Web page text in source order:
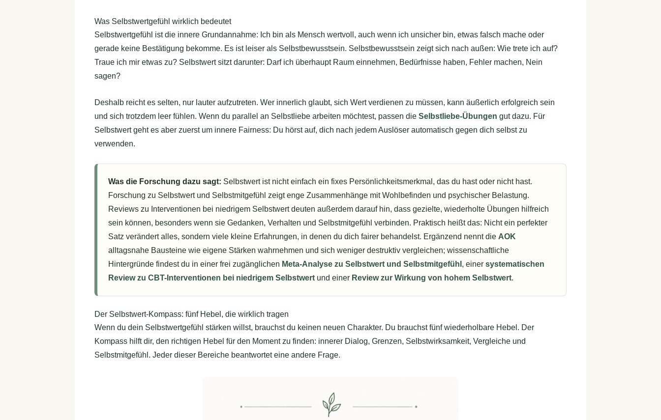
Was Selbstwertgefühl wirklich bedeutet
Selbstwertgefühl ist die innere Grundannahme: Ich bin als Mensch wertvoll, auch wenn ich unsicher bin, etwas falsch mache oder
gerade keine Bestätigung bekomme. Es ist leiser als Selbstbewusstsein. Selbstbewusstsein zeigt sich nach außen: Wie trete ich auf?
Traue ich mir etwas zu? Selbstwert sitzt darunter: Darf ich überhaupt Raum einnehmen, Bedürfnisse haben, Fehler machen, Nein
sagen?
Deshalb reicht es selten, nur lauter aufzutreten. Wer innerlich glaubt, sich Wert verdienen zu müssen, kann äußerlich erfolgreich sein
und sich trotzdem leer fühlen. Wenn du parallel an Selbstliebe arbeiten möchtest, passen die Selbstliebe-Übungen gut dazu. Für
Selbstwert geht es aber zuerst um innere Fairness: Du hörst auf, dich nach jedem Auslöser automatisch gegen dich selbst zu
verwenden.
Was die Forschung dazu sagt: Selbstwert ist nicht einfach ein fixes Persönlichkeitsmerkmal, das du hast oder nicht hast.
Forschung zu Selbstwert und Selbstmitgefühl zeigt enge Zusammenhänge mit Wohlbefinden und psychischer Belastung.
Reviews zu Interventionen bei niedrigem Selbstwert deuten außerdem darauf hin, dass gezielte, wiederholte Übungen hilfreich
sein können, besonders wenn sie Gedanken, Verhalten und Selbstmitgefühl verbinden. Praktisch heißt das: Nicht ein perfekter
Satz verändert alles, sondern viele kleine Erfahrungen, in denen du dich fairer behandelst. Ergänzend nennt die AOK
alltagsnahe Bausteine wie eigene Stärken wahrnehmen und sich weniger destruktiv vergleichen; wissenschaftliche
Hintergründe findest du in einer frei zugänglichen Meta-Analyse zu Selbstwert und Selbstmitgefühl , einer systematischen
Review zu CBT-Interventionen bei niedrigem Selbstwert und einer Review zur Wirkung von hohem Selbstwert.
Der Selbstwert-Kompass: fünf Hebel, die wirklich tragen
Wenn du dein Selbstwertgefühl stärken willst, brauchst du keinen neuen Charakter. Du brauchst fünf wiederholbare Hebel. Der
Kompass hilft dir, den richtigen Hebel für den Moment zu finden: innerer Dialog, Grenzen, Selbstwirksamkeit, Vergleiche und
Selbstmitgefühl. Jeder dieser Bereiche beantwortet eine andere Frage.